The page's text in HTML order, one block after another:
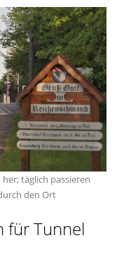
täglich passieren
den Ort
für Tunnel